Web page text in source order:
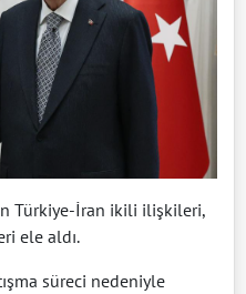
Türkiye-İran ikili ilişkileri,
ele aldı.
süreci nedeniyle